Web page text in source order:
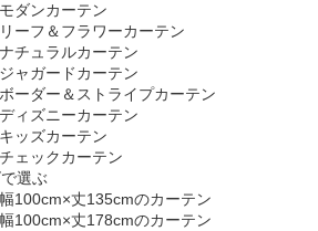
モダンカーテン
リーフ＆フラワーカーテン
ナチュラルカーテン
ジャガードカーテン
ボーダー＆ストライプカーテン
ディズニーカーテン
キッズカーテン
チェックカーテン
選ぶ
幅100cm×丈135cmのカーテン
幅100cm×丈178cmのカーテン